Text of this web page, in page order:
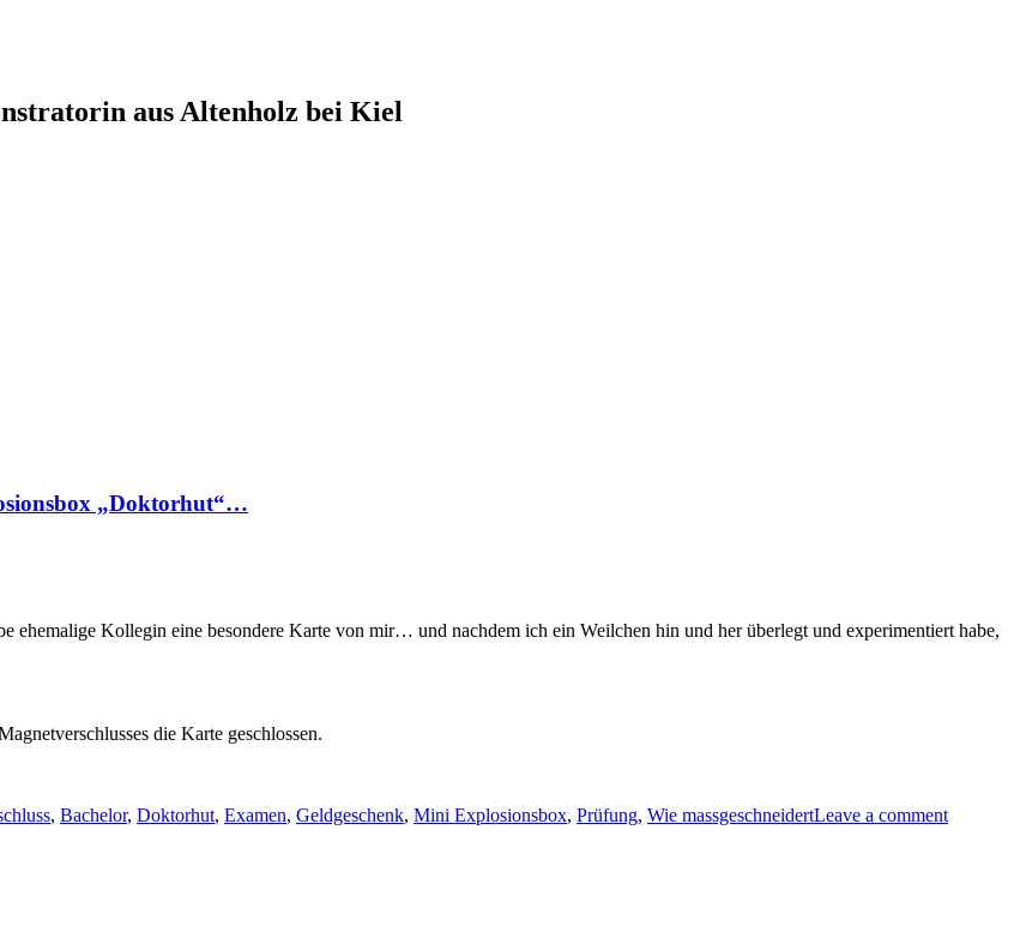
aus Altenholz bei Kiel
„Doktorhut“…
ehemalige Kollegin eine besondere Karte von mir… und nachdem ich ein Weilchen hin und her überlegt und experimentiert habe,
die Karte geschlossen.
, Bachelor, Doktorhut, Examen, Geldgeschenk, Mini Explosionsbox, Prüfung, Wie massgeschneidertLeave a comment